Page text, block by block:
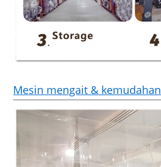
Mesin mengait & kemudahan